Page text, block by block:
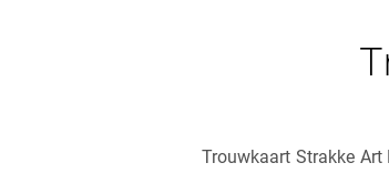
Trouwkaart Strakke